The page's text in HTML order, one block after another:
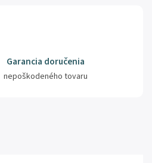
Garancia doručenia
nepoškodeného tovaru